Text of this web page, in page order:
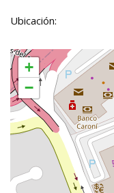
Ubicación:
+
−